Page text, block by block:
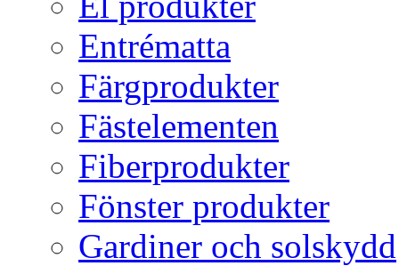
Entrématta
Färgprodukter
Fästelementen
Fiberprodukter
Fönster produkter
Gardiner och solskydd